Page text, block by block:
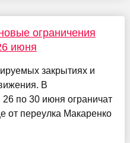
ограничения
июня
закрытиях и
В
по 30 июня ограничат
от переулка Макаренко